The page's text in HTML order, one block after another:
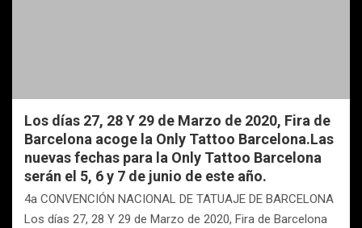
Los días 27, 28 Y 29 de Marzo de 2020, Fira de
Barcelona acoge la Only Tattoo Barcelona.Las
nuevas fechas para la Only Tattoo Barcelona
serán el 5, 6 y 7 de junio de este año.
4a CONVENCIÓN NACIONAL DE TATUAJE DE BARCELONA
Los días 27, 28 Y 29 de Marzo de 2020, Fira de Barcelona